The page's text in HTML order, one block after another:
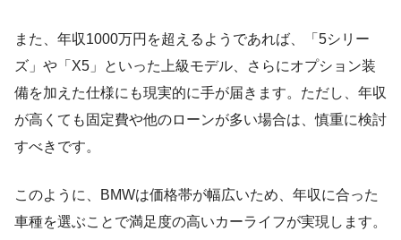
また、年収1000万円を超えるようであれば、「5シリー
ズ」や「X5」といった上級モデル、さらにオプション装
備を加えた仕様にも現実的に手が届きます。ただし、年収
が高くても固定費や他のローンが多い場合は、慎重に検討
すべきです。
このように、BMWは価格帯が幅広いため、年収に合った
車種を選ぶことで満足度の高いカーライフが実現します。